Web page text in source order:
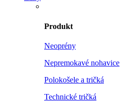
Produkt
Neoprény
Nepremokavé nohavice
Polokošele a tričká
Technické tričká